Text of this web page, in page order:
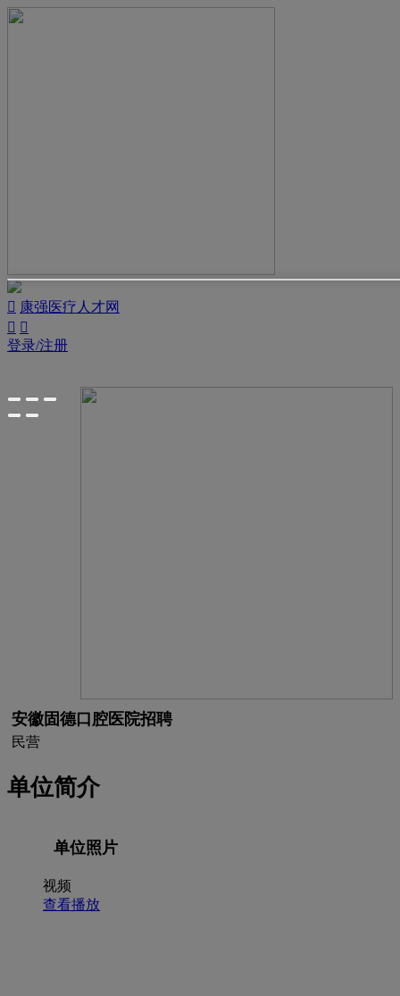
 康强医疗人才网
 
登录/注册
安徽固德口腔医院招聘
民营
单位简介
单位照片
视频
查看播放